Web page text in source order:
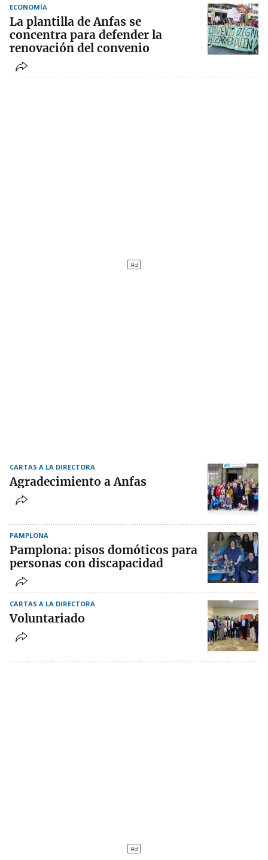
ECONOMÍA
La plantilla de Anfas se
concentra para defender la
renovación del convenio
CARTAS A LA DIRECTORA
Agradecimiento a Anfas
PAMPLONA
Pamplona: pisos domóticos para
personas con discapacidad
CARTAS A LA DIRECTORA
Voluntariado